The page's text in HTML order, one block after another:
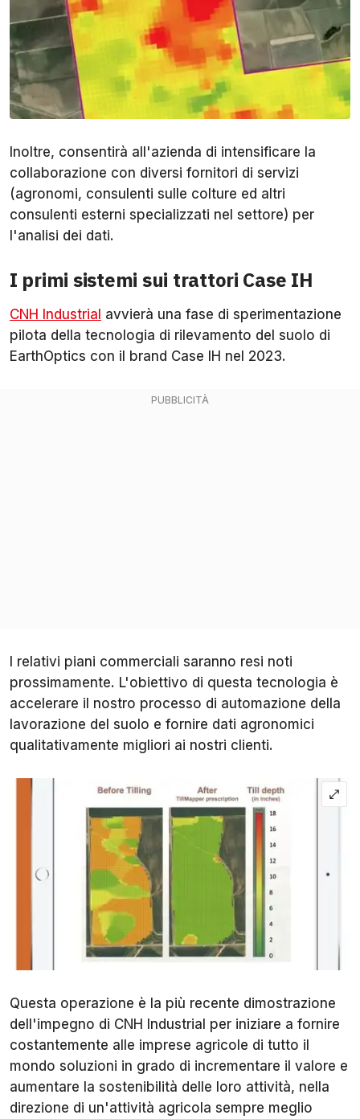
Inoltre, consentirà all'azienda di intensificare la
collaborazione con diversi fornitori di servizi
(agronomi, consulenti sulle colture ed altri
consulenti esterni specializzati nel settore) per
l'analisi dei dati.
I primi sistemi sui trattori Case IH
CNH Industrial avvierà una fase di sperimentazione
pilota della tecnologia di rilevamento del suolo di
EarthOptics con il brand Case IH nel 2023.
I relativi piani commerciali saranno resi noti
prossimamente. L'obiettivo di questa tecnologia è
accelerare il nostro processo di automazione della
lavorazione del suolo e fornire dati agronomici
qualitativamente migliori ai nostri clienti.
Questa operazione è la più recente dimostrazione
dell'impegno di CNH Industrial per iniziare a fornire
costantemente alle imprese agricole di tutto il
mondo soluzioni in grado di incrementare il valore e
aumentare la sostenibilità delle loro attività, nella
direzione di un'attività agricola sempre meglio